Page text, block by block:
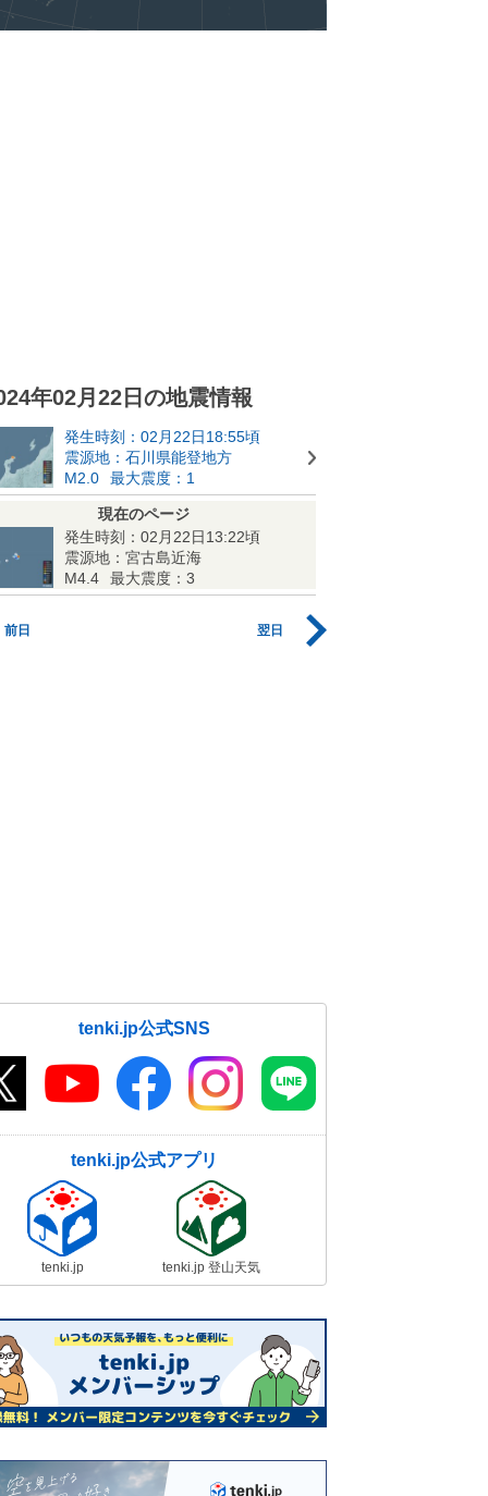
年02月22日の地震情報
発生時刻：02月22日18:55頃
震源地：石川県能登地方
M2.0
最大震度：1
現在のページ
発生時刻：02月22日13:22頃
震源地：宮古島近海
M4.4
最大震度：3
前日 翌日
tenki.jp公式SNS
tenki.jp公式アプリ
tenki.jp tenki.jp 登山天気